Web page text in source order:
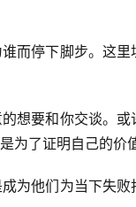
而停下脚步。这里
想要和你交谈。或
为了证明自己的价
为他们为当下失败